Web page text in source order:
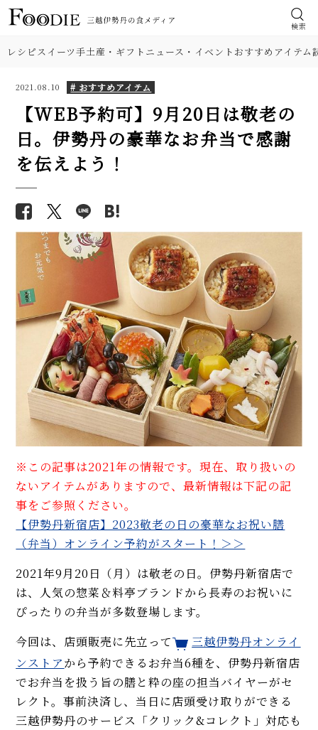
検索
レシピスイーツ手土産・ギフト ニュース・イベントおすすめアイテム
2021.08.10 # おすすめアイテム
【WEB予約可】9月20日は敬老の
日。伊勢丹の豪華なお弁当で感謝
を伝えよう！
※この記事は2021年の情報です。現在、取り扱いの
ないアイテムがありますので、最新情報は下記の記
事をご参照ください。
【伊勢丹新宿店】2023敬老の日の豪華なお祝い膳
（弁当）オンライン予約がスタート！＞＞
2021年9月20日（月）は敬老の日。伊勢丹新宿店で
は、人気の惣菜＆料亭ブランドから長寿のお祝いに
ぴったりの弁当が多数登場します。
今回は、店頭販売に先立って
三越伊勢丹オンライ
ンストアから予約できるお弁当6種を、伊勢丹新宿店
でお弁当を扱う旨の膳と粋の座の担当バイヤーがセ
レクト。事前決済し、当日に店頭受け取りができる
三越伊勢丹のサービス「クリック&コレクト」対応も